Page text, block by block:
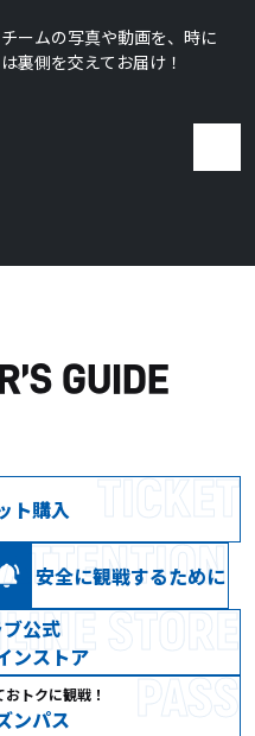
チームの写真や動画を、時に
は裏側を交えてお届け！
GUIDE
ト購入 TICKET
安全に観戦するために
ATTENTION
公式
ンストア STORE
トクに観戦！
ンパス PASS